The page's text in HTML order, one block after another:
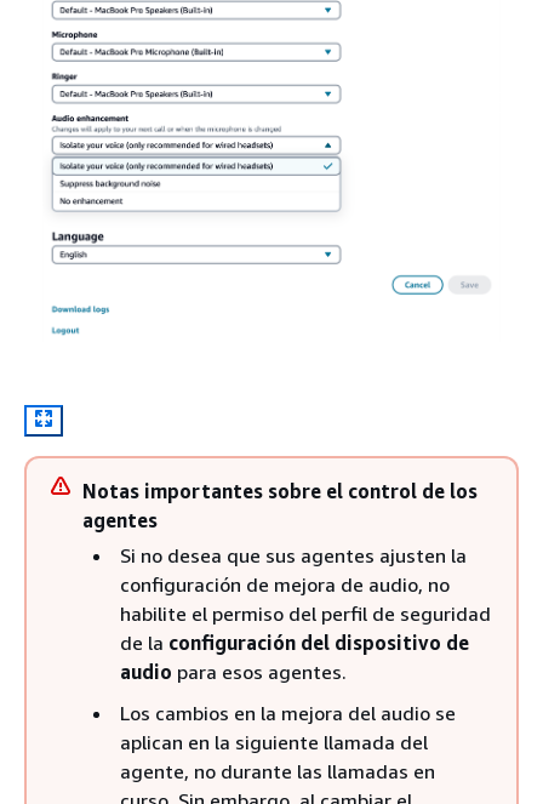
Notas importantes sobre el control de los
agentes
Si no desea que sus agentes ajusten la
configuración de mejora de audio, no
habilite el permiso del perfil de seguridad
de la configuración del dispositivo de
audio para esos agentes.
Los cambios en la mejora del audio se
aplican en la siguiente llamada del
agente, no durante las llamadas en